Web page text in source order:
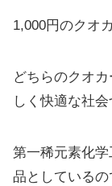
1,000円のクオ
どちらのクオ
しく快適な社
第一稀元素化
品としている